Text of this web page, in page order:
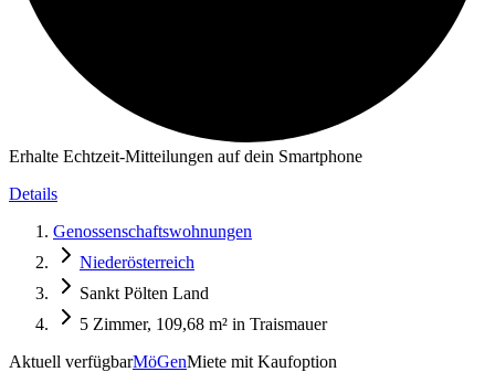
Erhalte Echtzeit-Mitteilungen auf dein Smartphone
Details
Genossenschaftswohnungen
Niederösterreich
Sankt Pölten Land
5 Zimmer, 109,68 m² in Traismauer
Aktuell verfügbarMöGenMiete mit Kaufoption